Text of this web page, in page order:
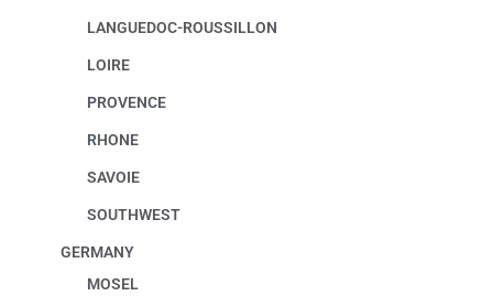
LANGUEDOC-ROUSSILLON
LOIRE
PROVENCE
RHONE
SAVOIE
SOUTHWEST
GERMANY
MOSEL